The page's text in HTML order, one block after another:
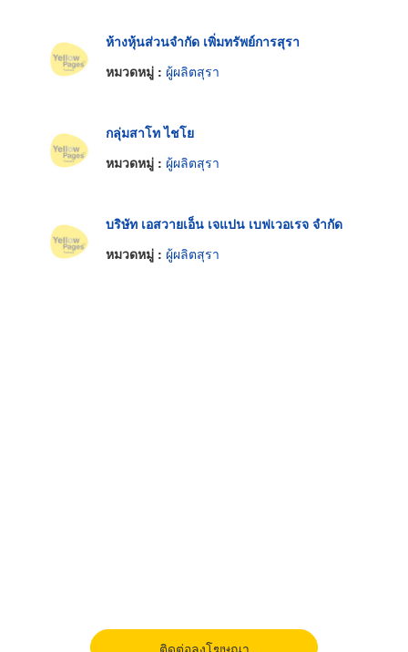
ห้างหุ้นส่วนจำกัด เพิ่มทรัพย์การสุรา
หมวดหมู่ : ผู้ผลิตสุรา
กลุ่มสาโท ไชโย
หมวดหมู่ : ผู้ผลิตสุรา
บริษัท เอสวายเอ็น เจแปน เบฟเวอเรจ จำกัด
หมวดหมู่ : ผู้ผลิตสุรา